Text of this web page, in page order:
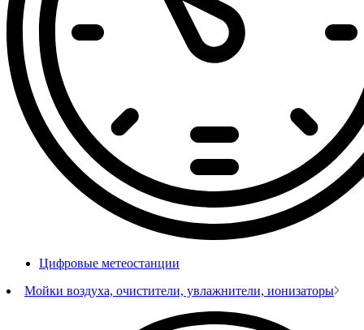
Цифровые метеостанции
Мойки воздуха, очистители, увлажнители, ионизаторы